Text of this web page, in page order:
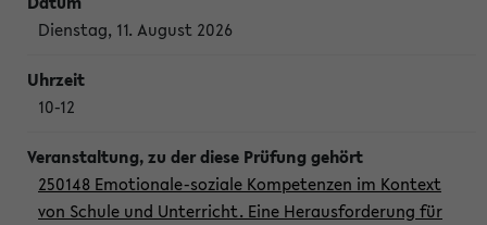
Dienstag, 11. August 2026
10-12
250148 Emotionale-soziale Kompetenzen im Kontext
von Schule und Unterricht. Eine Herausforderung für